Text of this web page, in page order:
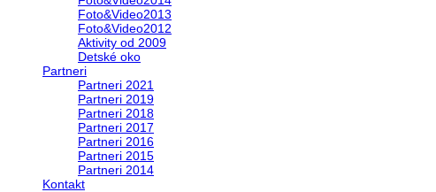
Foto&Video2013
Foto&Video2012
Aktivity od 2009
Detské oko
Partneri
Partneri 2021
Partneri 2019
Partneri 2018
Partneri 2017
Partneri 2016
Partneri 2015
Partneri 2014
Kontakt